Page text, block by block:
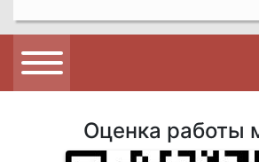
Оценка работы